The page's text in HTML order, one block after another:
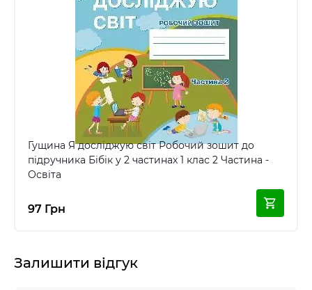
Гущина Я досліджую світ Робочий зошит до
підручника Бібік у 2 частинах 1 клас 2 Частина -
Освіта
97 Грн
Залишити відгук